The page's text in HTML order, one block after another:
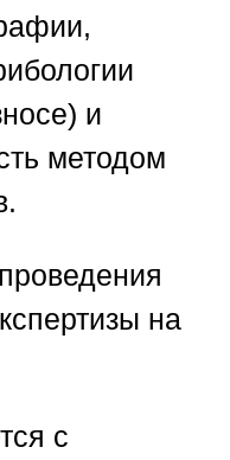
и
методом
на
с